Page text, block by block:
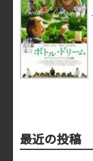
最近の投稿